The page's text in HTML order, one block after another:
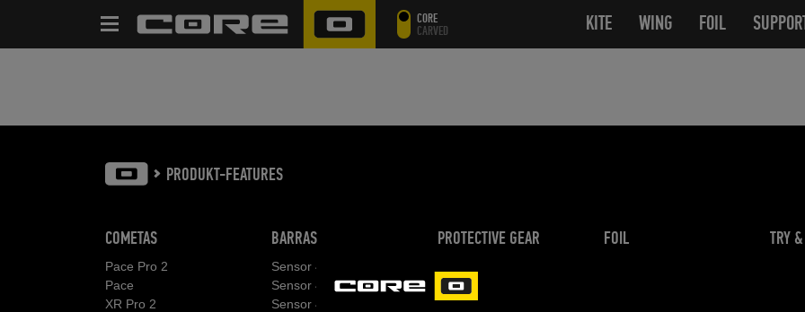
CORE
CARVED
KITE OPEN SUBMENU
WING OPEN SUBMENU
FOIL OPEN
SUPPORT
PRODUKT-FEATURES
COMETAS
Pace Pro 2
Pace
XR Pro 2
BARRAS
Sensor 4S Pro
Sensor 4S
Sensor 4 Pro
PROTECTIVE GEAR
ACCESSORIES
Cometa y barra
FOIL TRY